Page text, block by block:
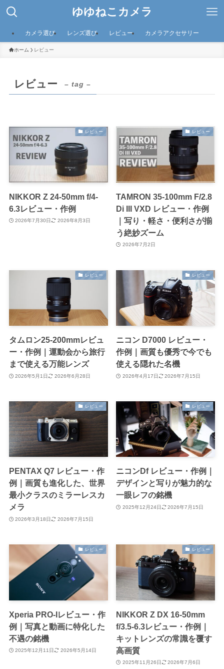
ゆゆねこカメラ
カメラ選び レンズ選び レビュー カメラアクセサリー
ホーム レビュー
レビュー – tag –
レビュー
NIKKOR Z 24-50mm f/4-
6.3レビュー・作例
2026年7月30日 2026年8月3日
レビュー
TAMRON 35-100mm F/2.8
Di III VXD レビュー・作例
｜写り・軽さ・便利さが揃
う絶妙ズーム
2026年7月2日
レビュー
タムロン25-200mmレビュ
ー・作例｜運動会から旅行
まで使える万能レンズ
2026年5月1日 2026年6月28日
レビュー
ニコン D7000 レビュー・
作例｜画質も優秀で今でも
使える隠れた名機
2026年4月17日 2026年7月15日
レビュー
PENTAX Q7 レビュー・作
例｜画質も進化した、世界
最小クラスのミラーレスカ
メラ
2026年3月18日 2026年7月15日
レビュー
ニコンDf レビュー・作例｜
デザインと写りが魅力的な
一眼レフの銘機
2025年12月24日 2026年7月15日
レビュー
Xperia PRO-Iレビュー・作
例｜写真と動画に特化した
不遇の銘機
2025年12月11日 2026年5月14日
レビュー
NIKKOR Z DX 16-50mm
f/3.5-6.3レビュー・作例｜
キットレンズの常識を覆す
高画質
2025年11月26日 2026年7月6日